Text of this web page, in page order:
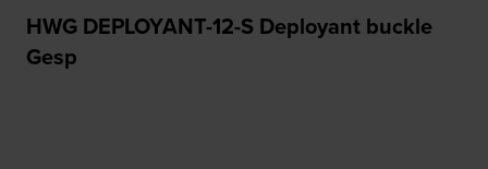
HWG DEPLOYANT-12-S Deployant buckle
Gesp